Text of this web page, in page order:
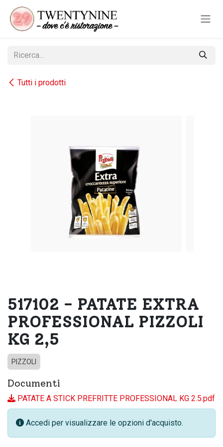
Passa al contenuto
Tutti i prodotti
517102 - PATATE EXTRA
PROFESSIONAL PIZZOLI
KG 2,5
PIZZOLI
Documenti
PATATE A STICK PREFRITTE PROFESSIONAL KG 2.5.pdf
Accedi per visualizzare le opzioni d'acquisto.